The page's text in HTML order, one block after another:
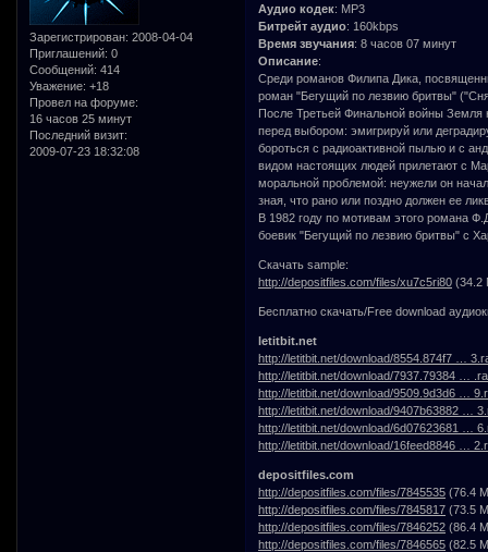
Зарегистрирован: 2008-04-04
Приглашений: 0
Сообщений: 414
Уважение: +18
Провел на форуме:
16 часов 25 минут
Последний визит:
2009-07-23 18:32:08
Аудио кодек: MP3
Битрейт аудио: 160kbps
Время звучания: 8 часов 07 минут
Описание:
Среди романов Филипа Дика,
роман "Бегущий по лезвию бритвы"
После Третьей Финальной войны Земля
перед выбором: эмигрируй или
бороться с радиоактивной пылью и с
видом настоящих людей прилетают с
моральной проблемой: неужели он
зная, что рано или поздно должен ее
В 1982 году по мотивам этого романа
боевик "Бегущий по лезвию бритвы" с
Скачать sample:
http://depositfiles.com/files/xu7c5ri80 (34.2
Бесплатно скачать/Free download
letitbit.net
http://letitbit.net/download/8554.874f7 …
http://letitbit.net/download/7937.79384 …
http://letitbit.net/download/9509.9d3d6 …
http://letitbit.net/download/9407b63882 …
http://letitbit.net/download/6d07623681 …
http://letitbit.net/download/16feed8846 …
depositfiles.com
http://depositfiles.com/files/7845535 (76.4
http://depositfiles.com/files/7845817 (73.5
http://depositfiles.com/files/7846252 (86.4
http://depositfiles.com/files/7846565 (82.5